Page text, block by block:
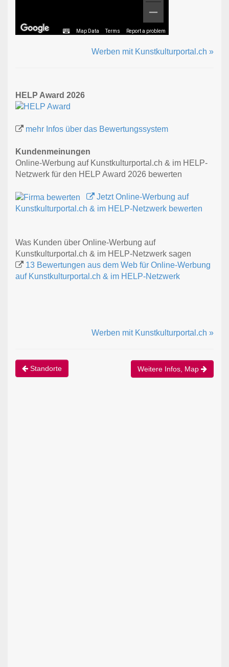
Map Data Terms Report a problem
Werben mit Kunstkulturportal.ch »
HELP Award 2026
mehr Infos über das Bewertungssystem
Kundenmeinungen
Online-Werbung auf Kunstkulturportal.ch & im HELP-
Netzwerk für den HELP Award 2026 bewerten
Jetzt Online-Werbung auf
Kunstkulturportal.ch & im HELP-Netzwerk bewerten
Was Kunden über Online-Werbung auf
Kunstkulturportal.ch & im HELP-Netzwerk sagen
13 Bewertungen aus dem Web für Online-Werbung
auf Kunstkulturportal.ch & im HELP-Netzwerk
Werben mit Kunstkulturportal.ch »
Standorte Weitere Infos, Map